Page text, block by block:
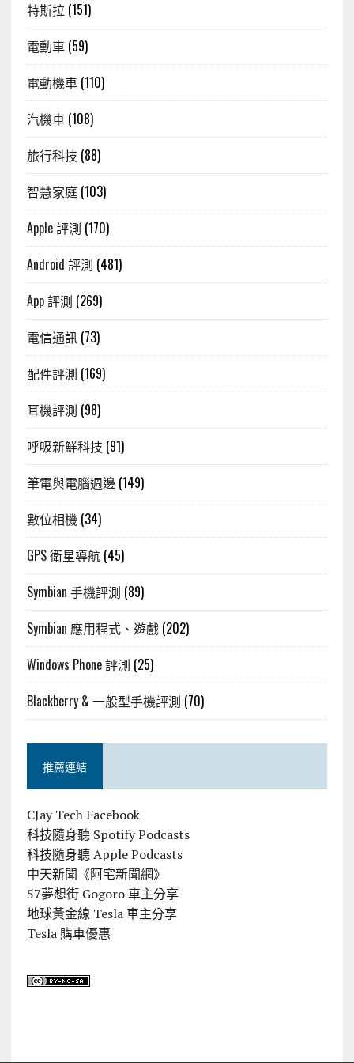
特斯拉 (151)
電動車(59)
電動機車(110)
汽機車(108)
旅行科技 (88)
智慧家庭(103)
Apple 評測 (170)
Android 評測 (481)
App 評測 (269)
電信通訊(73)
配件評測 (169)
耳機評測 (98)
呼吸新鮮科技 (91)
筆電與電腦週邊 (149)
數位相機(34)
GPS 衛星導航(45)
Symbian 手機評測 (89)
Symbian 應用程式、遊戲(202)
Windows Phone 評測 (25)
Blackberry & 一般型手機評測 (70)
推薦連結
CJay Tech Facebook
科技隨身聽 Spotify Podcasts
科技隨身聽 Apple Podcasts
中天新聞《阿宅新聞網》
57夢想街 Gogoro 車主分享
地球黃金線 Tesla 車主分享
Tesla 購車優惠